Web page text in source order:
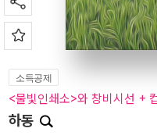
소득공제
<물빛인쇄소>와 창비시선 +
하동